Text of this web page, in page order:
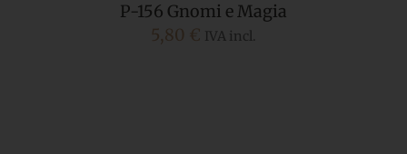
P-156 Gnomi e Magia
5,80 € IVA incl.